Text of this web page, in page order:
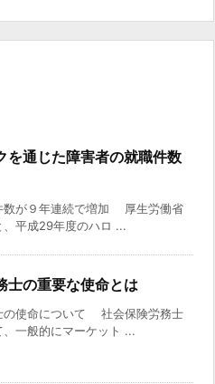
を通じた障害者の就職件数
数が９年連続で増加 厚生労働省
、平成29年度のハロ ...
士の重要な使命とは
の使命について 社会保険労務士
一般的にマーケット ...